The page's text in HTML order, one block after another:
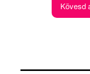
Kövesd